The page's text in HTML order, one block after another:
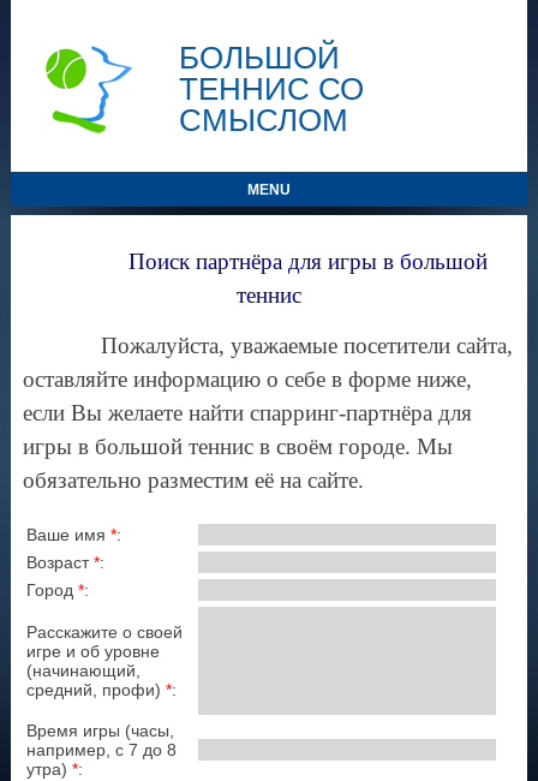
БОЛЬШОЙ
ТЕННИС СО
СМЫСЛОМ
MENU
Поиск партнёра для игры в большой
теннис
Пожалуйста, уважаемые посетители сайта,
оставляйте информацию о себе в форме ниже,
если Вы желаете найти спарринг-партнёра для
игры в большой теннис в своём городе. Мы
обязательно разместим её на сайте.
Ваше имя *:
Возраст*:
Город *:
Расскажите о своей
игре и об уровне
(начинающий,
средний, профи) *:
Время игры (часы,
например, с 7 до 8
утра) *: